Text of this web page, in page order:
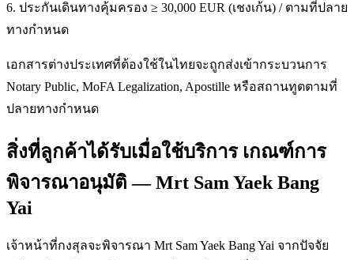
6. ประกันเดินทางคุ้มครอง ≥ 30,000 EUR (เชงเก้น) / ตามที่ปลาย
ทางกำหนด
เอกสารต่างประเทศที่ต้องใช้ในไทยจะถูกส่งเข้ากระบวนการ
Notary Public, MoFA Legalization, Apostille หรือสถานทูตตามที่
ปลายทางกำหนด
สิ่งที่ลูกค้าได้รับเมื่อใช้บริการ เกณฑ์การ
พิจารณาอนุมัติ — Mrt Sam Yaek Bang
Yai
เจ้าหน้าที่กงสุลจะพิจารณา Mrt Sam Yaek Bang Yai จากปัจจัย